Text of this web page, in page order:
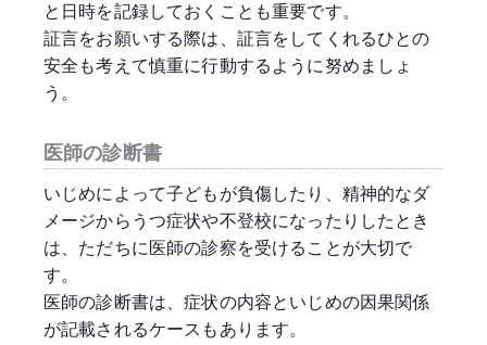
と日時を記録しておくことも重要です。
証言をお願いする際は、証言をしてくれるひとの
安全も考えて慎重に行動するように努めましょ
う。
医師の診断書
いじめによって子どもが負傷したり、精神的なダ
メージからうつ症状や不登校になったりしたとき
は、ただちに医師の診察を受けることが大切で
す。
医師の診断書は、症状の内容といじめの因果関係
が記載されるケースもあります。